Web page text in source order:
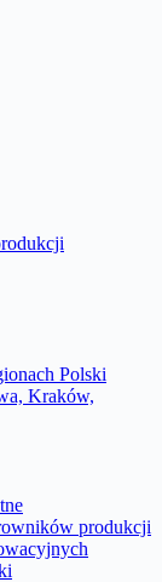
Polski
Kraków,
produkcji